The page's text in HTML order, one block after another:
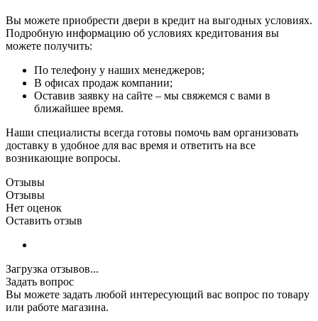
Вы можете приобрести двери в кредит на выгодных условиях.
Подробную информацию об условиях кредитования вы
можете получить:
По телефону у наших менеджеров;
В офисах продаж компании;
Оставив заявку на сайте – мы свяжемся с вами в
ближайшее время.
Наши специалисты всегда готовы помочь вам организовать
доставку в удобное для вас время и ответить на все
возникающие вопросы.
Отзывы
Отзывы
Нет оценок
Оставить отзыв
Загрузка отзывов...
Задать вопрос
Вы можете задать любой интересующий вас вопрос по товару
или работе магазина.